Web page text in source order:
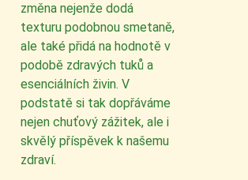
změna nejenže dodá
texturu podobnou smetaně,
ale také přidá na hodnotě v
podobě zdravých tuků a
esenciálních živin. V
podstatě si tak dopřáváme
nejen chuťový zážitek, ale i
skvělý příspěvek k našemu
zdraví.